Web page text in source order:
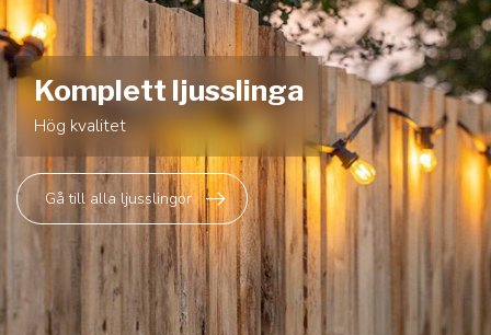
Komplett ljusslinga
Hög kvalitet
Gå till alla ljusslingor